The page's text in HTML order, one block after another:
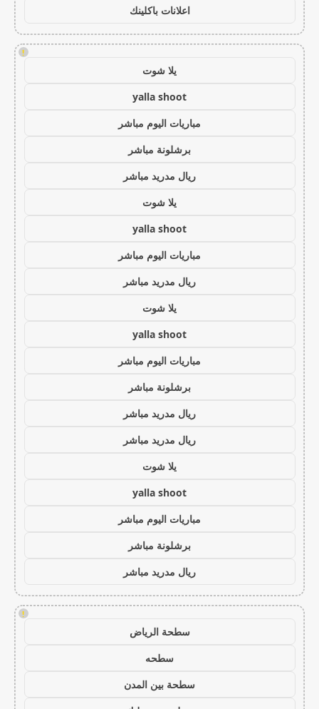
اعلانات باكلينك
!
يلا شوت
yalla shoot
مباريات اليوم مباشر
برشلونة مباشر
ريال مدريد مباشر
يلا شوت
yalla shoot
مباريات اليوم مباشر
ريال مدريد مباشر
يلا شوت
yalla shoot
مباريات اليوم مباشر
برشلونة مباشر
ريال مدريد مباشر
ريال مدريد مباشر
يلا شوت
yalla shoot
مباريات اليوم مباشر
برشلونة مباشر
ريال مدريد مباشر
!
سطحة الرياض
سطحه
سطحة بين المدن